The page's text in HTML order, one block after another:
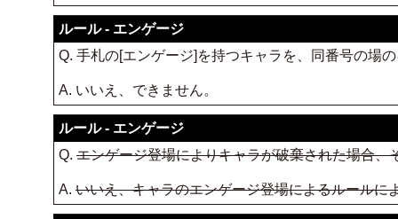
ルール - エンゲージ
Q. 手札の[エンゲージ]を持つキャラを、同番号の場
A. いいえ、できません。
ルール - エンゲージ
Q. エンゲージ登場によりキャラが破棄された場合、
A. いいえ、キャラのエンゲージ登場によるルールに